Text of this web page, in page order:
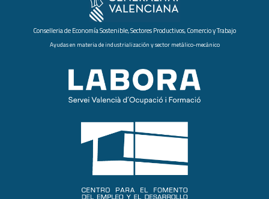
Conselleria de Economía Sostenible, Sectores Productivos, Comercio y Trabajo
Ayudas en materia de industrialización y sector metálico-mecánico